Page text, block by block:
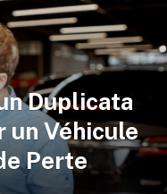
Duplicata
un Véhicule
Perte